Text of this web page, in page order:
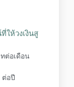
ให้วงเงินสู
ต่อเดือน
ต่อปี